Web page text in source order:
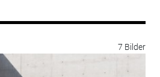
7 Bilder